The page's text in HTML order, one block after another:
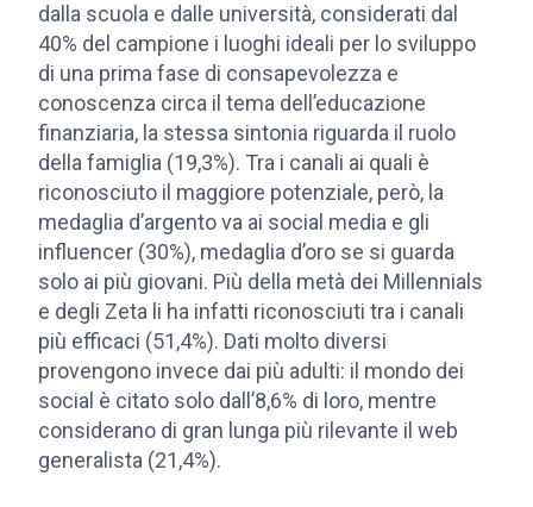
dalla scuola e dalle università, considerati dal
40% del campione i luoghi ideali per lo sviluppo
di una prima fase di consapevolezza e
conoscenza circa il tema dell’educazione
finanziaria, la stessa sintonia riguarda il ruolo
della famiglia (19,3%). Tra i canali ai quali è
riconosciuto il maggiore potenziale, però, la
medaglia d’argento va ai social media e gli
influencer (30%), medaglia d’oro se si guarda
solo ai più giovani. Più della metà dei Millennials
e degli Zeta li ha infatti riconosciuti tra i canali
più efficaci (51,4%). Dati molto diversi
provengono invece dai più adulti: il mondo dei
social è citato solo dall’8,6% di loro, mentre
considerano di gran lunga più rilevante il web
generalista (21,4%).